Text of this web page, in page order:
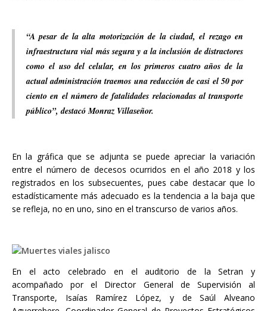
“A pesar de la alta motorización de la ciudad, el rezago en
infraestructura vial más segura y a la inclusión de distractores
como el uso del celular, en los primeros cuatro años de la
actual administración traemos una reducción de casi el 50 por
ciento en el número de fatalidades relacionadas al transporte
público”, destacó Monraz Villaseñor.
En la gráfica que se adjunta se puede apreciar la variación
entre el número de decesos ocurridos en el año 2018 y los
registrados en los subsecuentes, pues cabe destacar que lo
estadísticamente más adecuado es la tendencia a la baja que
se refleja, no en uno, sino en el transcurso de varios años.
En el acto celebrado en el auditorio de la Setran y
acompañado por el Director General de Supervisión al
Transporte, Isaías Ramírez López, y de Saúl Alveano